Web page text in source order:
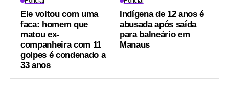
Ele voltou com uma
faca: homem que
matou ex-
companheira com 11
golpes é condenado a
33 anos
Indígena de 12 anos é
abusada após saída
para balneário em
Manaus